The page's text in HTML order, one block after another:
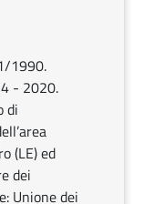
1990.
- 2020.
di
(LE) ed
dei
Unione dei